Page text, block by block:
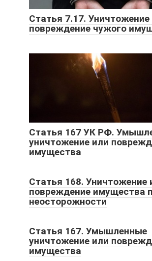
Статья 7.17. Уничтожение
повреждение чужого
Статья 167 УК РФ.
уничтожение или
имущества
Статья 168. Уничтожение
повреждение имущества
неосторожности
Статья 167. Умышленные
уничтожение или
имущества